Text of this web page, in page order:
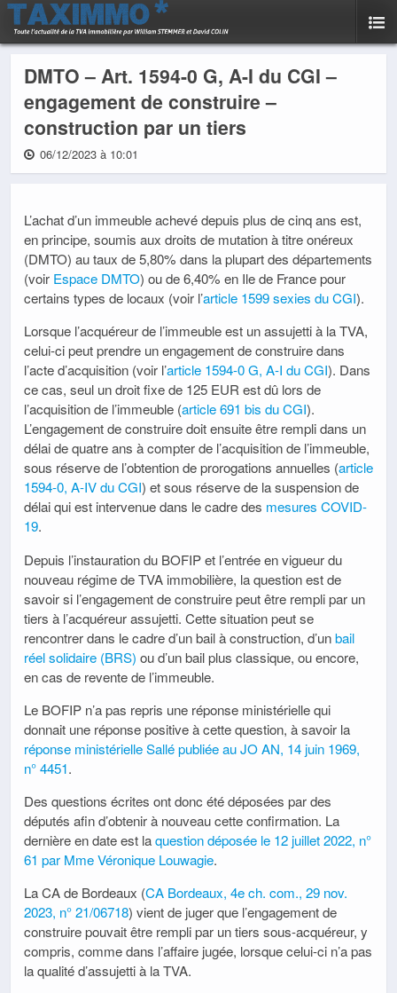
DMTO – Art. 1594-0 G, A-I du CGI –
engagement de construire –
construction par un tiers
06/12/2023 à 10:01
L’achat d’un immeuble achevé depuis plus de cinq ans est,
en principe, soumis aux droits de mutation à titre onéreux
(DMTO) au taux de 5,80% dans la plupart des départements
(voir Espace DMTO) ou de 6,40% en Ile de France pour
certains types de locaux (voir l’article 1599 sexies du CGI).
Lorsque l’acquéreur de l’immeuble est un assujetti à la TVA,
celui-ci peut prendre un engagement de construire dans
l’acte d’acquisition (voir l’article 1594-0 G, A-I du CGI). Dans
ce cas, seul un droit fixe de 125 EUR est dû lors de
l’acquisition de l’immeuble (article 691 bis du CGI).
L’engagement de construire doit ensuite être rempli dans un
délai de quatre ans à compter de l’acquisition de l’immeuble,
sous réserve de l’obtention de prorogations annuelles (article
1594-0, A-IV du CGI) et sous réserve de la suspension de
délai qui est intervenue dans le cadre des mesures COVID-
19.
Depuis l’instauration du BOFIP et l’entrée en vigueur du
nouveau régime de TVA immobilière, la question est de
savoir si l’engagement de construire peut être rempli par un
tiers à l’acquéreur assujetti. Cette situation peut se
rencontrer dans le cadre d’un bail à construction, d’unbail
réel solidaire (BRS) ou d’un bail plus classique, ou encore,
en cas de revente de l’immeuble.
Le BOFIP n’a pas repris une réponse ministérielle qui
donnait une réponse positive à cette question, à savoir la
réponse ministérielle Sallé publiée au JO AN, 14 juin 1969,
n° 4451.
Des questions écrites ont donc été déposées par des
députés afin d’obtenir à nouveau cette confirmation. La
dernière en date est laquestion déposée le 12 juillet 2022, n°
61 par Mme Véronique Louwagie.
La CA de Bordeaux (CA Bordeaux, 4e ch. com., 29 nov.
2023, n° 21/06718) vient de juger que l’engagement de
construire pouvait être rempli par un tiers sous-acquéreur, y
compris, comme dans l’affaire jugée, lorsque celui-ci n’a pas
la qualité d’assujetti à la TVA.